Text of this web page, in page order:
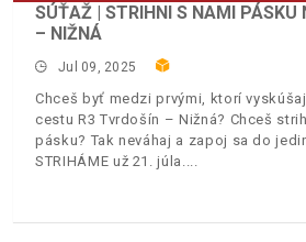
SÚŤAŽ | STRIHNI S NAMI PÁSKU
– NIŽNÁ
Jul 09, 2025
Chceš byť medzi prvými, ktorí
cestu R3 Tvrdošín – Nižná? Chceš
pásku? Tak neváhaj a zapoj sa do
STRIHÁME už 21. júla.